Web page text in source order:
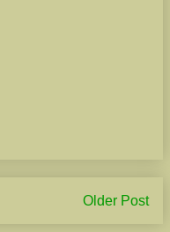
Older Post